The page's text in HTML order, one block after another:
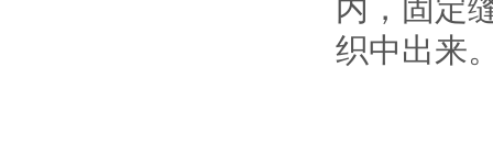
内，固定
织中出来